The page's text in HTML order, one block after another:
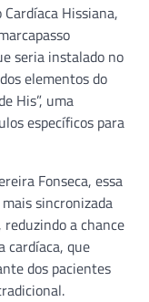
Hissiana,
seria instalado no
elementos do
His”, uma
específicos para
Fonseca, essa
sincronizada
a chance
cardíaca, que
dos pacientes